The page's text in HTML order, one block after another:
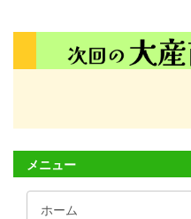
メニュー
ホーム